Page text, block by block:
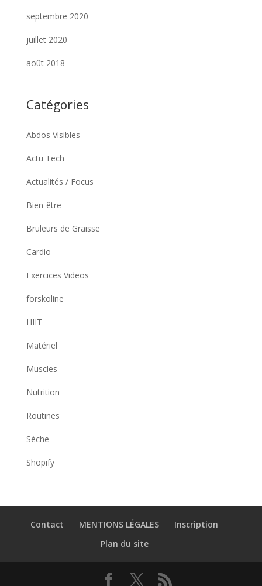
septembre 2020
juillet 2020
août 2018
Catégories
Abdos Visibles
Actu Tech
Actualités / Focus
Bien-être
Bruleurs de Graisse
Cardio
Exercices Videos
forskoline
HIIT
Matériel
Muscles
Nutrition
Routines
Sèche
Shopify
Contact MENTIONS LÉGALES
Inscription
Plan du site